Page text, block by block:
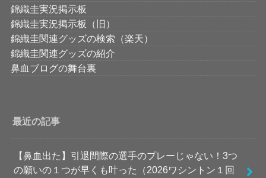
錦織圭実況掲示板
錦織圭実況掲示板（旧）
錦織圭関連グッズの検索（楽天）
錦織圭関連グッズの紹介
鼻血ブログの舞台裏
最近の記事
【鼻血出た】引退間際の選手のプレーじゃない！3つ
の願いの１つが早くも叶った（2026ワシントン１回